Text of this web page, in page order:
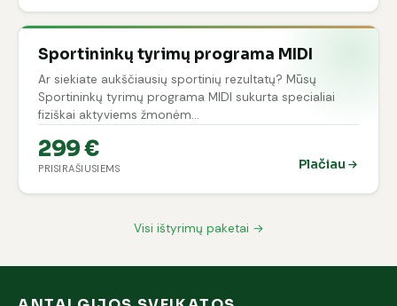
Sportininkų tyrimų programa MIDI
Ar siekiate aukščiausių sportinių rezultatų? Mūsų
Sportininkų tyrimų programa MIDI sukurta specialiai
fiziškai aktyviems žmonėm…
299 €
PRISIRAŠIUSIEMS Plačiau
Visi ištyrimų paketai →